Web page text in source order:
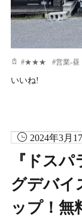
#★★★ #営業-昼
いいね!
2024年3月
『ドス
グデバイ
ップ！無